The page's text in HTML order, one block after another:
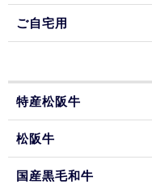
ご自宅用
特産松阪牛
松阪牛
国産黒毛和牛